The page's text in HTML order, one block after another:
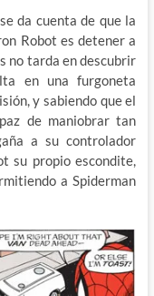
da cuenta de que la
Robot es detener a
no tarda en descubrir
en una furgoneta
y sabiendo que el
de maniobrar tan
a su controlador
su propio escondite,
a Spiderman